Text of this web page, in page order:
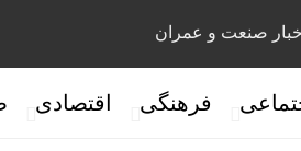
صنعت و عمران
فرهنگی اقتصادی